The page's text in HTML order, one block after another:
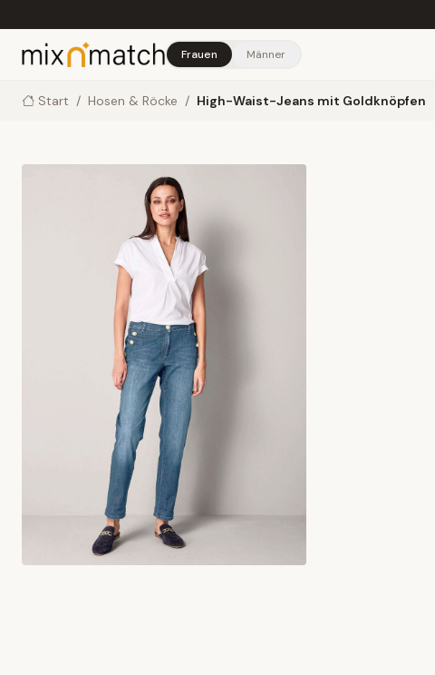
Frauen Männer
Start / Hosen & Röcke / High-Waist-Jeans mit Goldknöpfen